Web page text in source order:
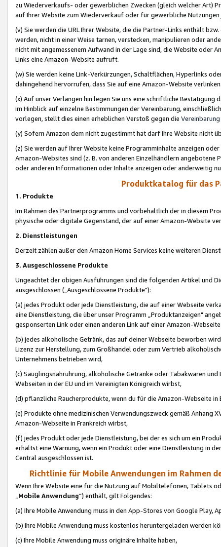
zu Wiederverkaufs- oder gewerblichen Zwecken (gleich welcher Art)
auf Ihrer Website zum Wiederverkauf oder für gewerbliche
(v) Sie werden die URL Ihrer Website, die die Partner-Links enthält
werden, nicht in einer Weise tarnen, verstecken, manipulieren oder
nicht mit angemessenem Aufwand in der Lage sind, die Website oder
Links eine Amazon-Website aufruft.
(w) Sie werden keine Link-Verkürzungen, Schaltflächen, Hyperlinks
dahingehend hervorrufen, dass Sie auf eine Amazon-Website
(x) Auf unser Verlangen hin legen Sie uns eine schriftliche
im Hinblick auf einzelne Bestimmungen der Vereinbarung,
vorlegen, stellt dies einen erheblichen Verstoß gegen die Vereinbarung
(y) Sofern Amazon dem nicht zugestimmt hat darf Ihre Website nicht
(z) Sie werden auf Ihrer Website keine Programminhalte anzeigen
Amazon-Websites sind (z. B. von anderen Einzelhändlern
oder anderen Informationen oder Inhalte anzeigen oder anderweitig
Produktkatalog für das
1. Produkte
Im Rahmen des Partnerprogramms und vorbehaltlich der in diesem
physische oder digitale Gegenstand, der auf einer Amazon-Website
2. Dienstleistungen
Derzeit zählen außer den Amazon Home Services keine weiteren
3. Ausgeschlossene Produkte
Ungeachtet der obigen Ausführungen sind die folgenden Artikel und
ausgeschlossen („Ausgeschlossene Produkte"):
(a) jedes Produkt oder jede Dienstleistung, die auf einer Webseite
eine Dienstleistung, die über unser Programm „Produktanzeigen"
gesponserten Link oder einen anderen Link auf einer Amazon-
(b) jedes alkoholische Getränk, das auf deiner Webseite beworben
Lizenz zur Herstellung, zum Großhandel oder zum Vertrieb
Unternehmens betrieben wird,
(c) Säuglingsnahruhrung, alkoholische Getränke oder Tabakwaren
Webseiten in der EU und im Vereinigten Königreich wirbst,
(d) pflanzliche Raucherprodukte, wenn du für die Amazon-Webseite in
(e) Produkte ohne medizinischen Verwendungszweck gemäß Anhang
Amazon-Webseite in Frankreich wirbst,
(f) jedes Produkt oder jede Dienstleistung, bei der es sich um ein
erhältst eine Warnung, wenn ein Produkt oder eine Dienstleistung in
Central ausgeschlossen ist.
Richtlinie für Mobile Anwendungen im Rahmen
Wenn Ihre Website eine für die Nutzung auf Mobiltelefonen, Tablets
„Mobile Anwendung“) enthält, gilt Folgendes:
(a) Ihre Mobile Anwendung muss in den App-Stores von Google Play,
(b) Ihre Mobile Anwendung muss kostenlos heruntergeladen werden
(c) Ihre Mobile Anwendung muss originäre Inhalte haben,